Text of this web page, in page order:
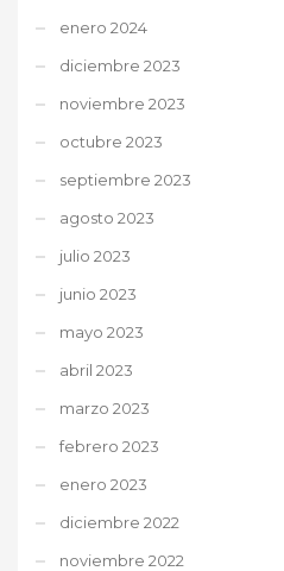
enero 2024
diciembre 2023
noviembre 2023
octubre 2023
septiembre 2023
agosto 2023
julio 2023
junio 2023
mayo 2023
abril 2023
marzo 2023
febrero 2023
enero 2023
diciembre 2022
noviembre 2022